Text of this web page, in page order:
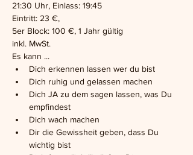
21:30 Uhr, Einlass: 19:45
Eintritt: 23 €,
5er Block: 100 €, 1 Jahr gültig
inkl. MwSt.
Es kann ...
Dich erkennen lassen wer du bist
Dich ruhig und gelassen machen
Dich JA zu dem sagen lassen, was Du
empfindest
Dich wach machen
Dir die Gewissheit geben, dass Du
wichtig bist